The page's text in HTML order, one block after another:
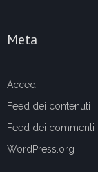
Meta
Accedi
Feed dei contenuti
Feed dei commenti
WordPress.org